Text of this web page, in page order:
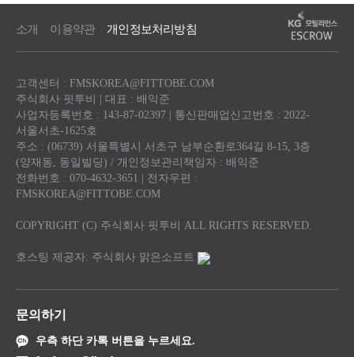
소개 이용약관 개인정보처리방침
고객센터 : FMSKOREA@FITTOBE.COM
주식회사 핏투비 | 대표 : 배익준
사업자등록번호 : 143-87-02397 | 통신판매업신고번호 : 2022-
서울서초-1625호
주소 : (06739) 서울특별시 서초구 남부순환로364길 8-15, 3층
(양재동, 동일빌딩) / 개인정보관리책임자 : 배익준
전화번호 : 070-4632-3651 | 전자우편 :
FMSKOREA@FITTOBE.COM
COPYRIGHT (C) 주식회사 핏투비 ALL RIGHTS RESERVED.
호스팅 제공자: 주식회사 맑은소프트
문의하기
우측 하단 카톡 버튼을 누르세요.